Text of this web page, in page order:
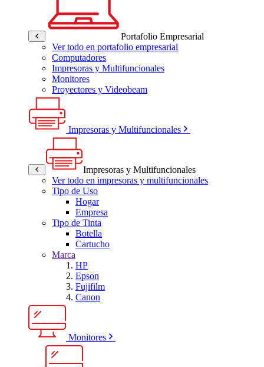
Portafolio Empresarial
Ver todo en portafolio empresarial
Computadores
Impresoras y Multifuncionales
Monitores
Proyectores y Videobeam
Impresoras y Multifuncionales
Impresoras y Multifuncionales
Ver todo en impresoras y multifuncionales
Tipo de Uso
Hogar
Empresa
Tipo de Tinta
Botella
Cartucho
Marca
HP
Epson
Fujifilm
Canon
Monitores